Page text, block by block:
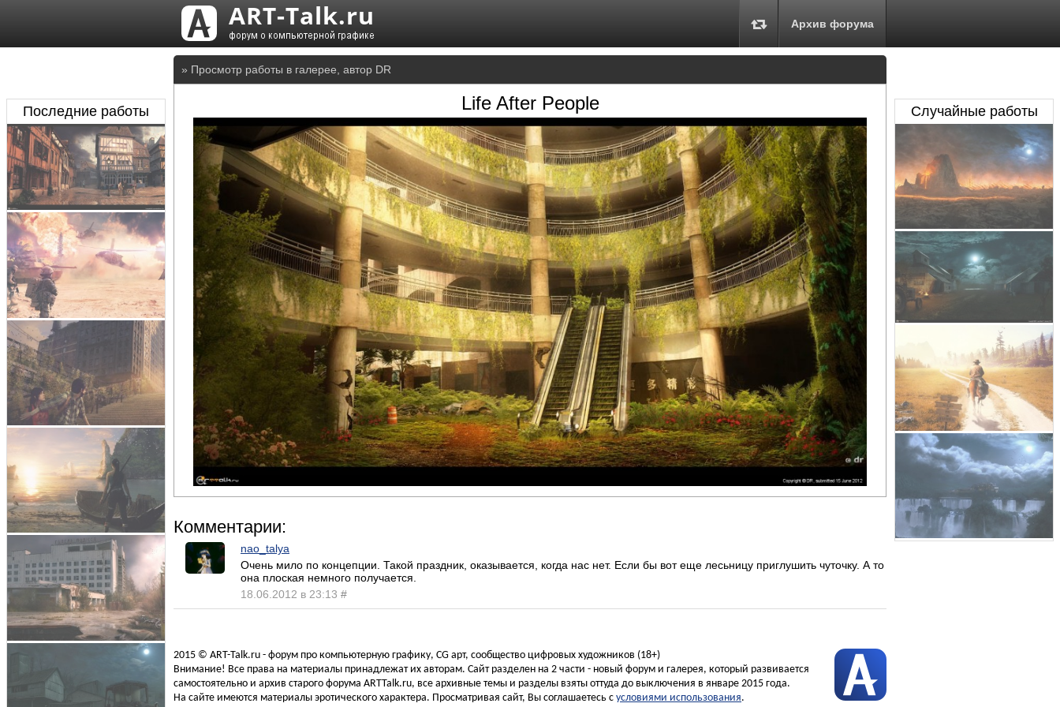
Архив форума
» Просмотр работы в галерее, автор DR
Life After People
Комментарии:
nao_talya
Очень мило по концепции. Такой праздник, оказывается, когда нас нет. Если бы вот еще лесьницу приглушить чуточку. А то
она плоская немного получается.
18.06.2012 в 23:13 #
Последние работы Случайные работы
2015 © ART-Talk.ru - форум про компьютерную графику, CG арт, сообщество цифровых художников (18+)
Внимание! Все права на материалы принадлежат их авторам. Сайт разделен на 2 части - новый форум и галерея, который развивается
самостоятельно и архив старого форума ARTTalk.ru, все архивные темы и разделы взяты оттуда до выключения в январе 2015 года.
На сайте имеются материалы эротического характера. Просматривая сайт, Вы соглашаетесь с условиями использования.